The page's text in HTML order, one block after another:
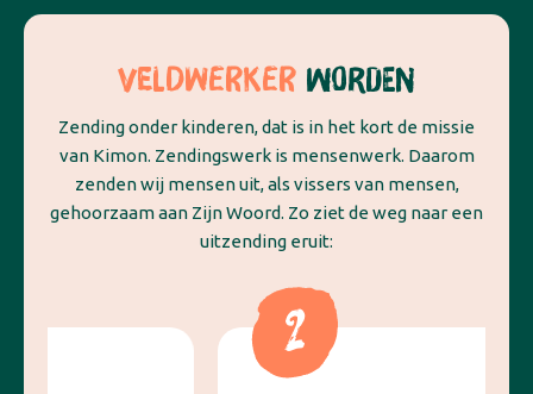
VELDWERKER WORDEN
Zending onder kinderen, dat is in het kort de missie
van Kimon. Zendingswerk is mensenwerk. Daarom
zenden wij mensen uit, als vissers van mensen,
gehoorzaam aan Zijn Woord. Zo ziet de weg naar een
uitzending eruit: